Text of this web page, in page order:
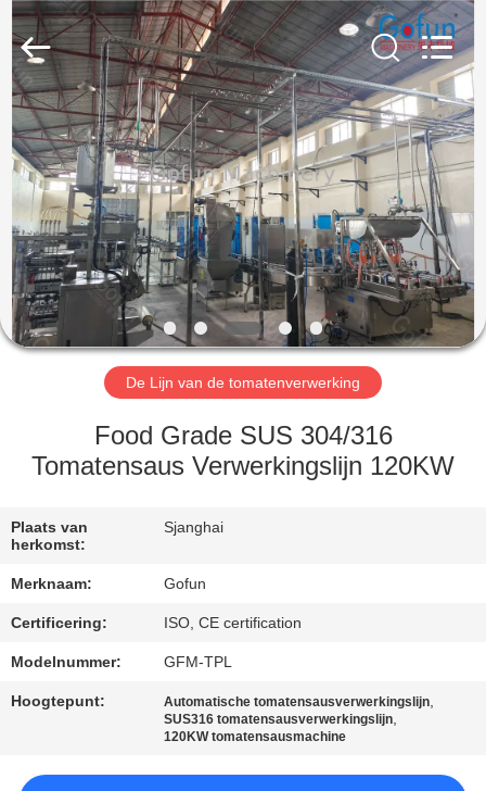
HUIS
PRODUCTEN
VIDEOS
VR-
SHOW
ONGEVEER
ONS
FABRIEKSREIS
KWALITEITSCONTROLE
CONTACTEER
ONS
NIEUWS
Gofun
Machinery
Co.,
Ltd..
Rights
Reserved.
De Lijn van de tomatenverwerking
Food Grade SUS 304/316
Tomatensaus Verwerkingslijn 120KW
Plaats van
herkomst:
Sjanghai
Merknaam: Gofun
Certificering: ISO, CE certification
Modelnummer: GFM-TPL
Hoogtepunt: Automatische tomatensausverwerkingslijn,
SUS316 tomatensausverwerkingslijn,
120KW tomatensausmachine